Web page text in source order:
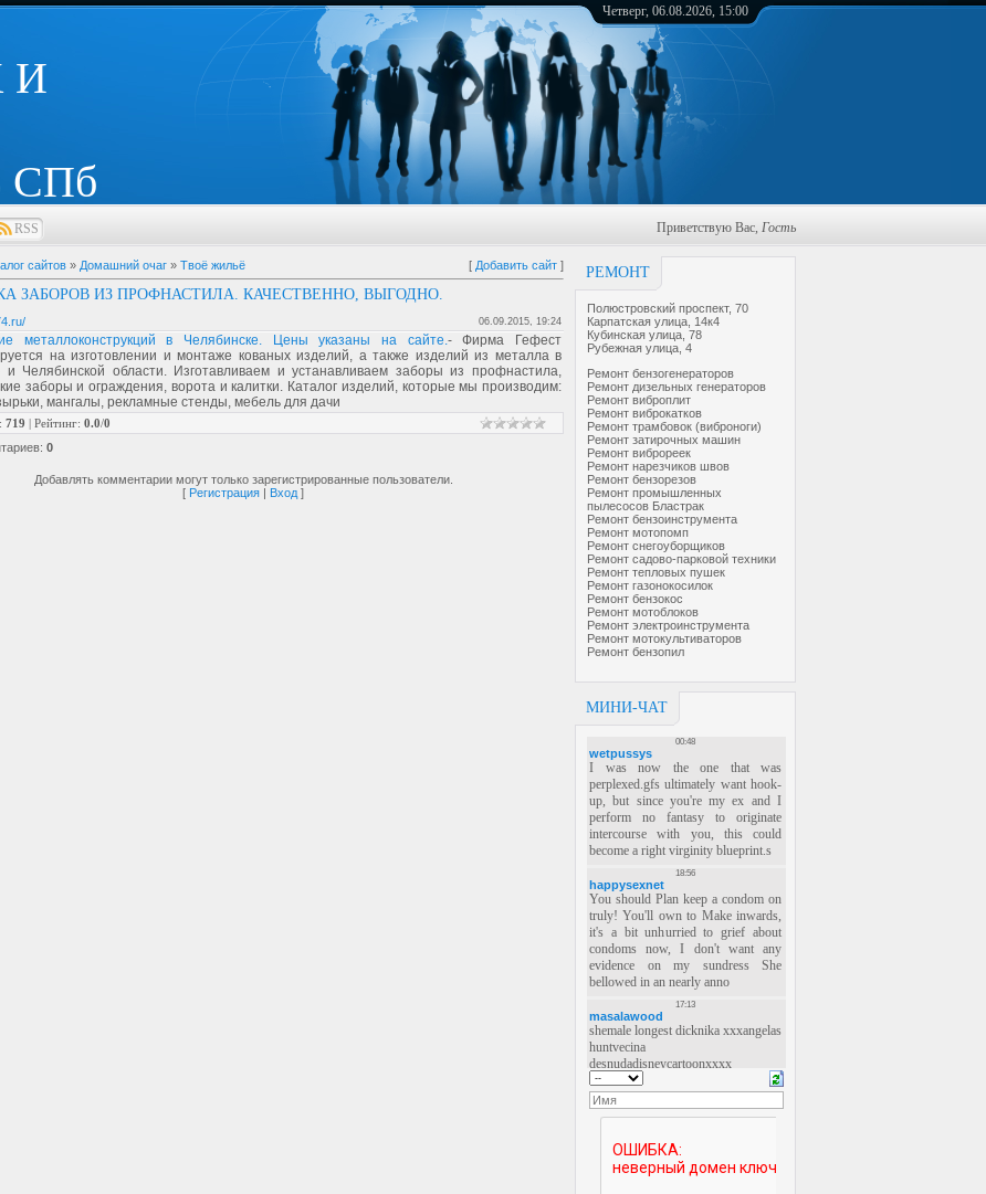
И
СПб
Четверг, 06.08.2026, 15:00
RSS Приветствую Вас, Гость
РЕМОНТ
Полюстровский проспект, 70
Карпатская улица, 14к4
Кубинская улица, 78
Рубежная улица, 4
Ремонт бензогенераторов
Ремонт дизельных генераторов
Ремонт виброплит
Ремонт виброкатков
Ремонт трамбовок (виброноги)
Ремонт затирочных машин
Ремонт виброреек
Ремонт нарезчиков швов
Ремонт бензорезов
Ремонт промышленных
пылесосов Бластрак
Ремонт бензоинструмента
Ремонт мотопомп
Ремонт снегоуборщиков
Ремонт садово-парковой техники
Ремонт тепловых пушек
Ремонт газонокосилок
Ремонт бензокос
Ремонт мотоблоков
Ремонт электроинструмента
Ремонт мотокультиваторов
Ремонт бензопил
МИНИ-ЧАТ
сайтов » Домашний очаг » Твоё жильё [ Добавить сайт ]
ЗАБОРОВ ИЗ ПРОФНАСТИЛА. КАЧЕСТВЕННО, ВЫГОДНО.
06.09.2015, 19:24
металлоконструкций в Челябинске. Цены указаны на сайте.- Фирма Гефест
на изготовлении и монтаже кованых изделий, а также изделий из металла в
и Челябинской области. Изготавливаем и устанавливаем заборы из профнастила,
заборы и ограждения, ворота и калитки. Каталог изделий, которые мы производим:
мангалы, рекламные стенды, мебель для дачи
: 719 | Рейтинг: 0.0/0
: 0
Добавлять комментарии могут только зарегистрированные пользователи.
[ Регистрация | Вход ]